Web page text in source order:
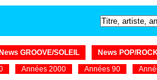
News GROOVE/SOLEIL
News POP/
Années 2000 Années 90